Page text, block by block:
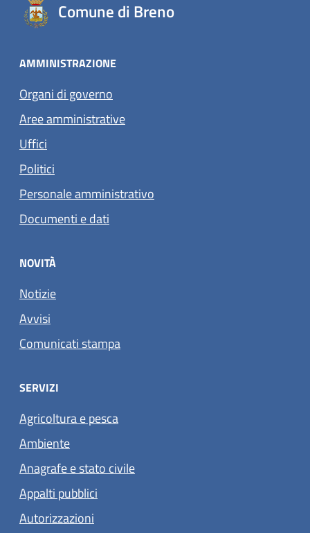
Comune di Breno
AMMINISTRAZIONE
Organi di governo
Aree amministrative
Uffici
Politici
Personale amministrativo
Documenti e dati
NOVITÀ
Notizie
Avvisi
Comunicati stampa
SERVIZI
Agricoltura e pesca
Ambiente
Anagrafe e stato civile
Appalti pubblici
Autorizzazioni